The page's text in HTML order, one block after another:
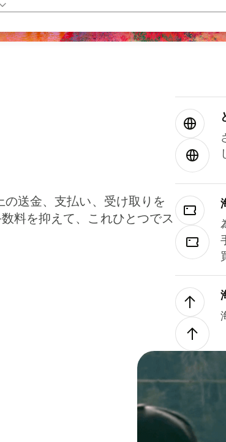
送金、支払い、受け取りを
料を抑えて、これひとつでス